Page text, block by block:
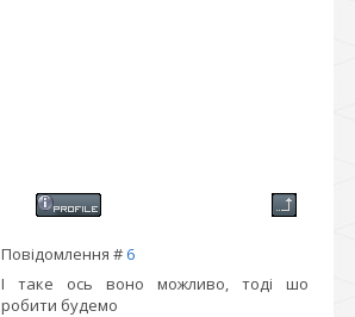
Повідомлення # 6
І таке ось воно можливо, тоді шо
робити будемо